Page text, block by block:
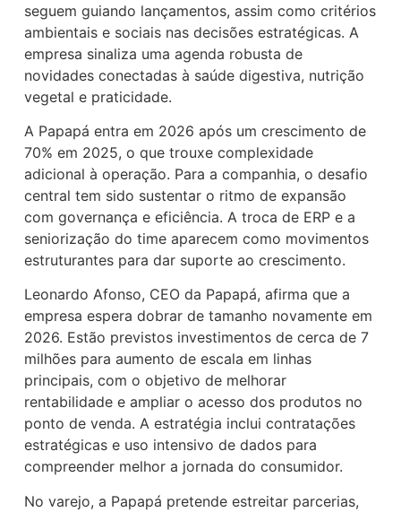
seguem guiando lançamentos, assim como critérios
ambientais e sociais nas decisões estratégicas. A
empresa sinaliza uma agenda robusta de
novidades conectadas à saúde digestiva, nutrição
vegetal e praticidade.
A Papapá entra em 2026 após um crescimento de
70% em 2025, o que trouxe complexidade
adicional à operação. Para a companhia, o desafio
central tem sido sustentar o ritmo de expansão
com governança e eficiência. A troca de ERP e a
seniorização do time aparecem como movimentos
estruturantes para dar suporte ao crescimento.
Leonardo Afonso, CEO da Papapá, afirma que a
empresa espera dobrar de tamanho novamente em
2026. Estão previstos investimentos de cerca de 7
milhões para aumento de escala em linhas
principais, com o objetivo de melhorar
rentabilidade e ampliar o acesso dos produtos no
ponto de venda. A estratégia inclui contratações
estratégicas e uso intensivo de dados para
compreender melhor a jornada do consumidor.
No varejo, a Papapá pretende estreitar parcerias,